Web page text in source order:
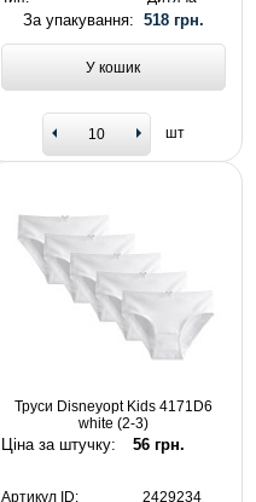
За упакування: 518 грн.
У кошик
шт
Труси Disneyopt Kids 4171D6
white (2-3)
Ціна за штучку: 56 грн.
Артикул ID:
2429234